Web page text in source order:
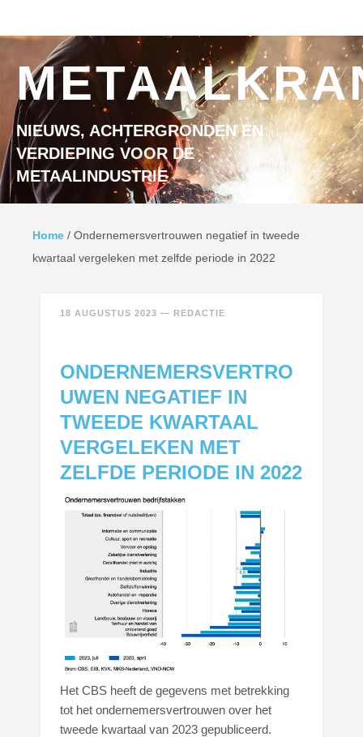
NIEUWS, ACHTERGRONDEN EN
VERDIEPING VOOR DE
METAALINDUSTRIE
Home / Ondernemersvertrouwen negatief in tweede
kwartaal vergeleken met zelfde periode in 2022
18 AUGUSTUS 2023 — REDACTIE
ONDERNEMERSVERTRO
UWEN NEGATIEF IN
TWEEDE KWARTAAL
VERGELEKEN MET
ZELFDE PERIODE IN 2022
Het CBS heeft de gegevens met betrekking
tot het ondernemersvertrouwen over het
tweede kwartaal van 2023 gepubliceerd.